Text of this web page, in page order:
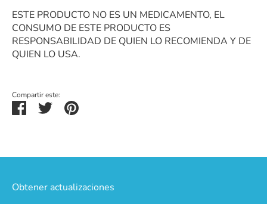
ESTE PRODUCTO NO ES UN MEDICAMENTO, EL
CONSUMO DE ESTE PRODUCTO ES
RESPONSABILIDAD DE QUIEN LO RECOMIENDA Y DE
QUIEN LO USA.
Compartir este:
Compartir
TuitearHacer
Obtener actualizaciones